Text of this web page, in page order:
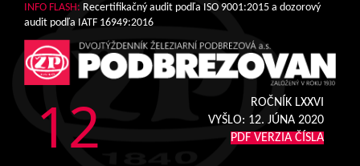
INFO FLASH: Recertifikačný audit podľa ISO 9001:2015 a dozorový
audit podľa IATF 16949:2016
12
ROČNÍK LXXVI
VYŠLO: 12. JÚNA 2020
PDF VERZIA ČÍSLA